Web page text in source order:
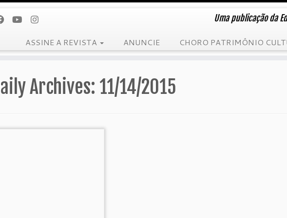
Uma publicação da
ASSINE A REVISTA ANUNCIE CHORO PATRIMÔNIO
Archives: 11/14/2015